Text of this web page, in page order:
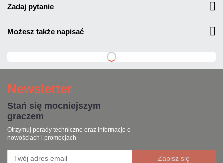
zadaj pytanie
możesz także napisać
Newsletter
Stań się mocniejszym
graczem
Otrzymuj porady techniczne oraz informacje o
nowościach i promocjach